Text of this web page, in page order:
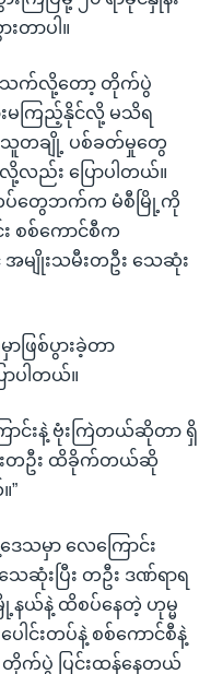
တာပါ။
သက်လို့တော့ တိုက်ပွဲ
းမကြည့်နိုင်လို့ မသိရ
ည်သူတချို့ ပစ်ခတ်မှုတွေ
ည်း ပြောပါတယ်။
းတပ်တွေဘက်က မံစီမြို့ကို
စစ်ကောင်စီက
မျိုးသမီးတဦး သေဆုံး
ာဖြစ်ပွားခဲ့တာ
ာပါတယ်။
ာင်းနဲ့ ဗုံးကြဲတယ်ဆိုတာ ရှိ
မီးတဦး ထိခိုက်တယ်ဆို
”
သမှာ လေကြောင်း
ဆုံးပြီး တဦး ဒဏ်ရာရ
နယ်နဲ့ ထိစပ်နေတဲ့ ဟုမ္မ
ေါင်းတပ်နဲ့ စစ်ကောင်စီနဲ့
တိုက်ပွဲ ပြင်းထန်နေတယ်